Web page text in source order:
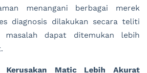
menangani berbagai merek
diagnosis dilakukan secara teliti
masalah dapat ditemukan lebih
Kerusakan Matic Lebih Akurat